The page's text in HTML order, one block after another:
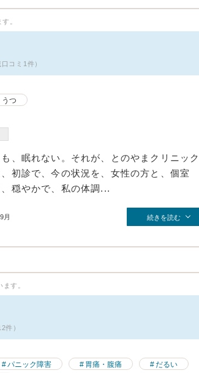
。
コミ1件）
うつ
、眠れない。それが、とのやまクリニック
初診で、今の状況を、女性の方と、個室
穏やかで、私の体調...
月 続きを読む
す。
件）
パニック障害 胃痛・腹痛
だるい